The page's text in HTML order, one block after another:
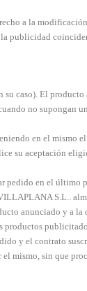
a la
publicidad
caso). El
no supongan
en el mismo
su aceptación
en el último
S.L..
anunciado y
y el contrato
mismo, sin que